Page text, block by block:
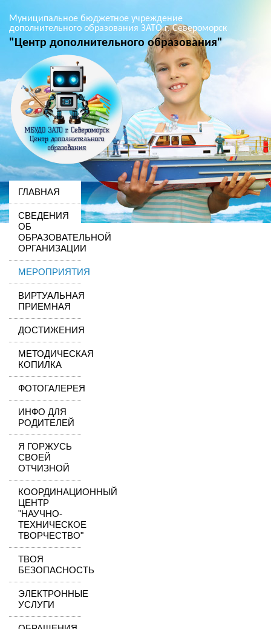
Муниципальное бюджетное учреждение
дополнительного образования ЗАТО г. Североморск
"Центр дополнительного образования"
ГЛАВНАЯ
СВЕДЕНИЯ
ОБ
ОБРАЗОВАТЕЛЬНОЙ
ОРГАНИЗАЦИИ
МЕРОПРИЯТИЯ
ВИРТУАЛЬНАЯ
ПРИЕМНАЯ
ДОСТИЖЕНИЯ
МЕТОДИЧЕСКАЯ
КОПИЛКА
ФОТОГАЛЕРЕЯ
ИНФО ДЛЯ
РОДИТЕЛЕЙ
Я ГОРЖУСЬ
СВОЕЙ
ОТЧИЗНОЙ
КООРДИНАЦИОННЫЙ
ЦЕНТР
"НАУЧНО-
ТЕХНИЧЕСКОЕ
ТВОРЧЕСТВО"
ТВОЯ
БЕЗОПАСНОСТЬ
ЭЛЕКТРОННЫЕ
УСЛУГИ